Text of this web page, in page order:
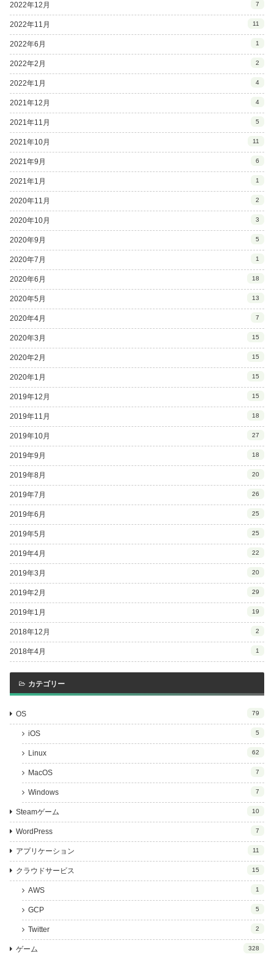
2022年12月 7
2022年11月 11
2022年6月 1
2022年2月 2
2022年1月 4
2021年12月 4
2021年11月 5
2021年10月 11
2021年9月 6
2021年1月 1
2020年11月 2
2020年10月 3
2020年9月 5
2020年7月 1
2020年6月 18
2020年5月 13
2020年4月 7
2020年3月 15
2020年2月 15
2020年1月 15
2019年12月 15
2019年11月 18
2019年10月 27
2019年9月 18
2019年8月 20
2019年7月 26
2019年6月 25
2019年5月 25
2019年4月 22
2019年3月 20
2019年2月 29
2019年1月 19
2018年12月 2
2018年4月 1
カテゴリー
OS 79
iOS 5
Linux 62
MacOS 7
Windows 7
Steamゲーム 10
WordPress 7
アプリケーション 11
クラウドサービス 15
AWS 1
GCP 5
Twitter 2
ゲーム 328